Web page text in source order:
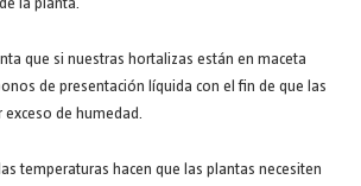
la planta.
que si nuestras hortalizas están en maceta
de presentación líquida con el fin de que las
exceso de humedad.
temperaturas hacen que las plantas necesiten